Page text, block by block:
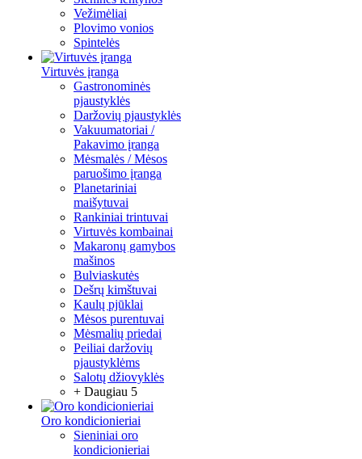
Vežimėliai
Plovimo vonios
Spintelės
Virtuvės įranga
Gastronominės
pjaustyklės
Daržovių pjaustyklės
Vakuumatoriai /
Pakavimo įranga
Mėsmalės / Mėsos
paruošimo įranga
Planetariniai
maišytuvai
Rankiniai trintuvai
Virtuvės kombainai
Makaronų gamybos
mašinos
Bulviaskutės
Dešrų kimštuvai
Kaulų pjūklai
Mėsos purentuvai
Mėsmalių priedai
Peiliai daržovių
pjaustyklėms
Salotų džiovyklės
+ Daugiau 5
Oro kondicionieriai
Sieniniai oro
kondicionieriai